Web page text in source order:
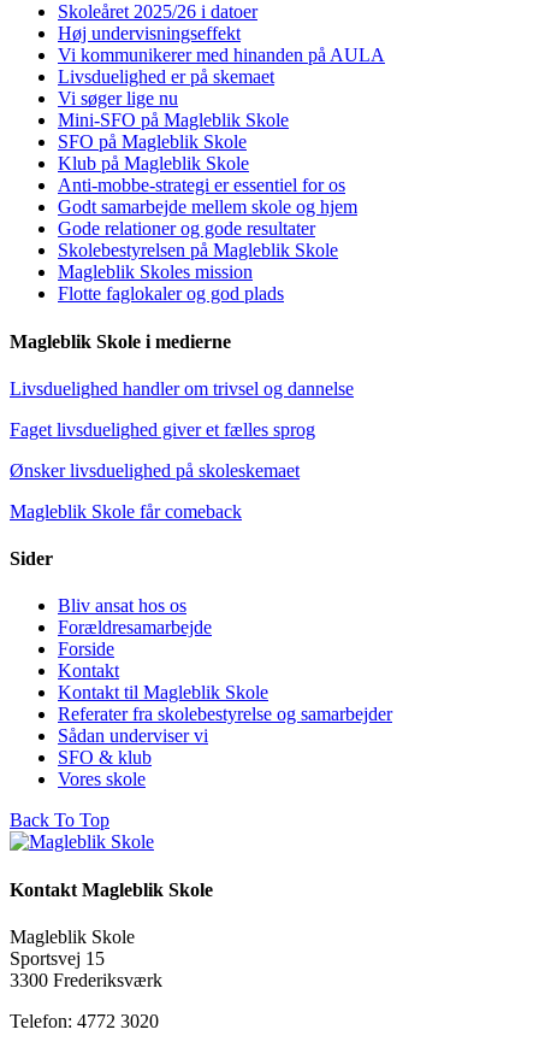
Skoleåret 2025/26 i datoer
Høj undervisningseffekt
Vi kommunikerer med hinanden på AULA
Livsduelighed er på skemaet
Vi søger lige nu
Mini-SFO på Magleblik Skole
SFO på Magleblik Skole
Klub på Magleblik Skole
Anti-mobbe-strategi er essentiel for os
Godt samarbejde mellem skole og hjem
Gode relationer og gode resultater
Skolebestyrelsen på Magleblik Skole
Magleblik Skoles mission
Flotte faglokaler og god plads
Magleblik Skole i medierne
Livsduelighed handler om trivsel og dannelse
Faget livsduelighed giver et fælles sprog
Ønsker livsduelighed på skoleskemaet
Magleblik Skole får comeback
Sider
Bliv ansat hos os
Forældresamarbejde
Forside
Kontakt
Kontakt til Magleblik Skole
Referater fra skolebestyrelse og samarbejder
Sådan underviser vi
SFO & klub
Vores skole
Back To Top
Kontakt Magleblik Skole
Magleblik Skole
Sportsvej 15
3300 Frederiksværk
Telefon: 4772 3020